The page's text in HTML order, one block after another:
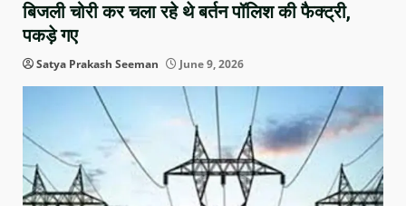
बिजली चोरी कर चला रहे थे बर्तन पॉलिश की फैक्ट्री,
पकड़े गए
Satya Prakash Seeman June 9, 2026